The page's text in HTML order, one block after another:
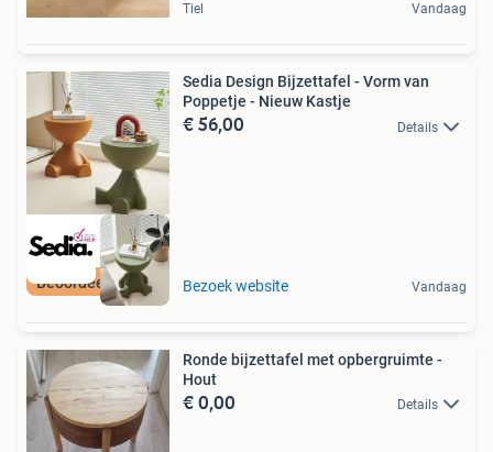
Tiel Vandaag
Beoordeeld met 9+
Sedia Design Bijzettafel - Vorm van
Poppetje - Nieuw Kastje
€ 56,00 Details
Bezoek website Vandaag
Ronde bijzettafel met opbergruimte -
Hout
€ 0,00 Details